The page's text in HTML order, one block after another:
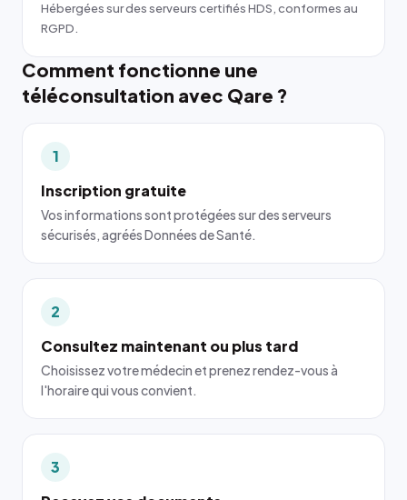
Hébergées sur des serveurs certifiés HDS, conformes au
RGPD.
Comment fonctionne une
téléconsultation avec Qare ?
1
Inscription gratuite
Vos informations sont protégées sur des serveurs
sécurisés, agréés Données de Santé.
2
Consultez maintenant ou plus tard
Choisissez votre médecin et prenez rendez-vous à
l'horaire qui vous convient.
3